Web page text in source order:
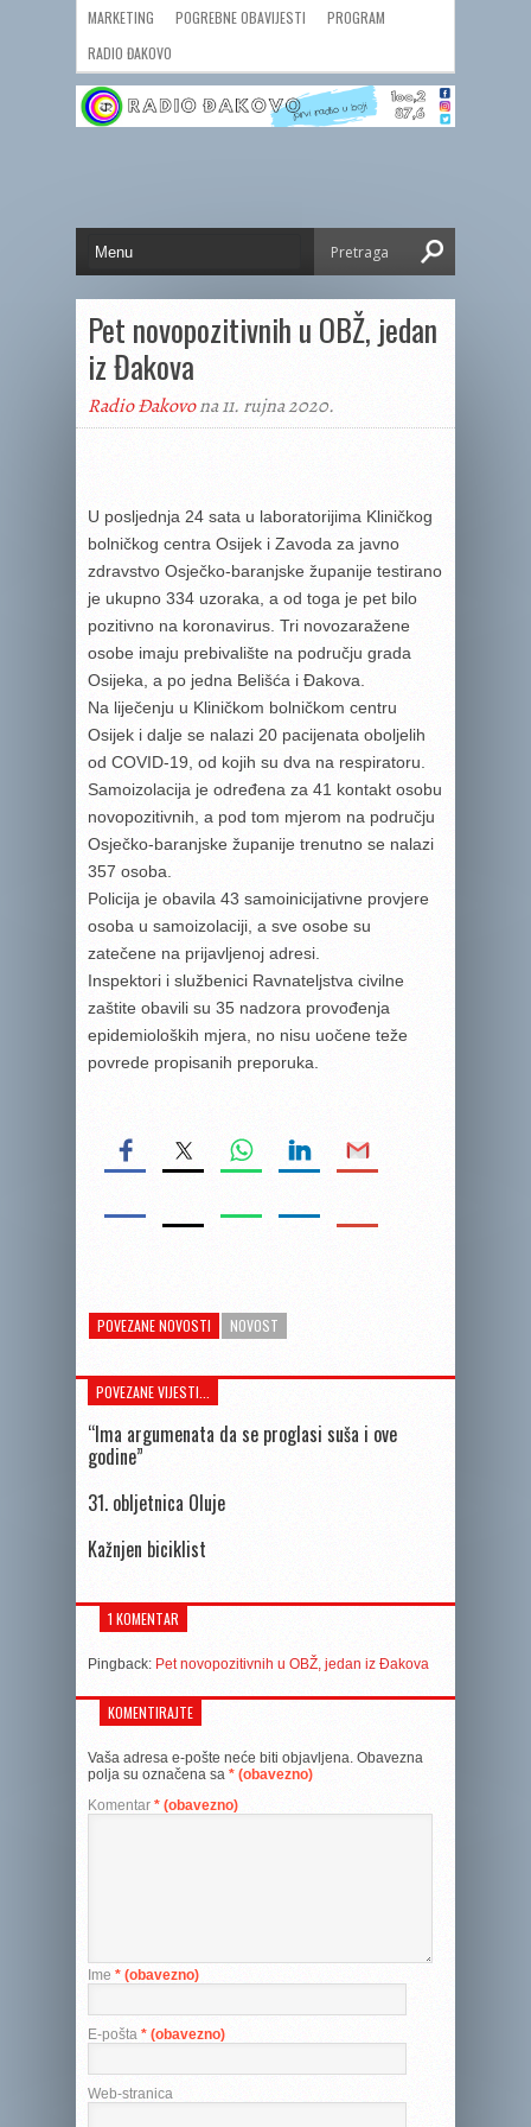
MARKETING POGREBNE OBAVIJESTI
PROGRAM
RADIO ĐAKOVO
Pet novopozitivnih u OBŽ, jedan
iz Đakova
Radio Đakovona 11. rujna 2020.
U posljednja 24 sata u laboratorijima Kliničkog
bolničkog centra Osijek i Zavoda za javno
zdravstvo Osječko-baranjske županije testirano
je ukupno 334 uzoraka, a od toga je pet bilo
pozitivno na koronavirus. Tri novozaražene
osobe imaju prebivalište na području grada
Osijeka, a po jedna Belišća i Đakova.
Na liječenju u Kliničkom bolničkom centru
Osijek i dalje se nalazi 20 pacijenata oboljelih
od COVID-19, od kojih su dva na respiratoru.
Samoizolacija je određena za 41 kontakt osobu
novopozitivnih, a pod tom mjerom na području
Osječko-baranjske županije trenutno se nalazi
357 osoba.
Policija je obavila 43 samoinicijativne provjere
osoba u samoizolaciji, a sve osobe su
zatečene na prijavljenoj adresi.
Inspektori i službenici Ravnateljstva civilne
zaštite obavili su 35 nadzora provođenja
epidemioloških mjera, no nisu uočene teže
povrede propisanih preporuka.
POVEZANE NOVOSTI NOVOST
POVEZANE VIJESTI...
“Ima argumenata da se proglasi suša i ove
godine”
31. obljetnica Oluje
Kažnjen biciklist
1 KOMENTAR
Pingback: Pet novopozitivnih u OBŽ, jedan iz Đakova
KOMENTIRAJTE
Vaša adresa e-pošte neće biti objavljena. Obavezna
polja su označena sa * (obavezno)
Komentar * (obavezno)
Ime * (obavezno)
E-pošta * (obavezno)
Web-stranica